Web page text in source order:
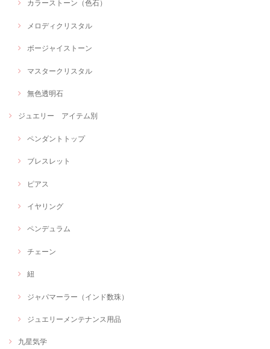
カラーストーン（色石）
メロディクリスタル
ボージャイストーン
マスタークリスタル
無色透明石
ジュエリー アイテム別
ペンダントトップ
ブレスレット
ピアス
イヤリング
ペンデュラム
チェーン
紐
ジャパマーラー（インド数珠）
ジュエリーメンテナンス用品
九星気学